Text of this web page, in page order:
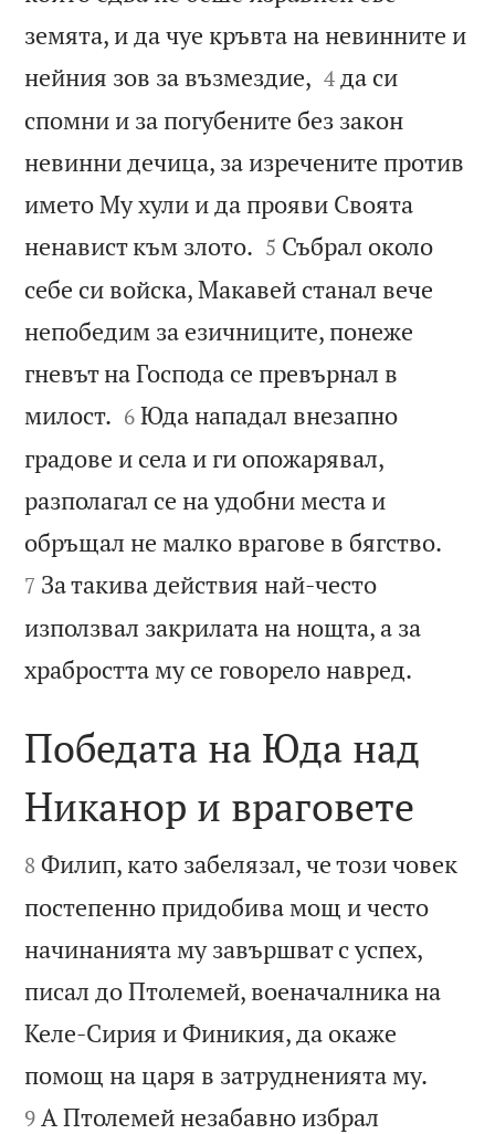
земята, и да чуе кръвта на невинните и
нейния зов за възмездие, 

4 да си
спомни и за погубените без закон
невинни дечица, за изречените против
името Му хули и да прояви Своята
ненавист към злото. 

5 Събрал около
себе си войска, Макавей станал вече
непобедим за езичниците, понеже
гневът на Господа се превърнал в
милост. 

6 Юда нападал внезапно
градове и села и ги опожарявал,
разполагал се на удобни места и
обръщал не малко врагове в бягство.
7 За такива действия най-често
използвал закрилата на нощта, а за
храбростта му се говорело навред.

Победата на Юда над
Никанор и враговете

8 Филип, като забелязал, че този човек
постепенно придобива мощ и често
начинанията му завършват с успех,
писал до Птолемей, военачалника на
Келе-Сирия и Финикия, да окаже
помощ на царя в затрудненията му.
9 А Птолемей незабавно избрал